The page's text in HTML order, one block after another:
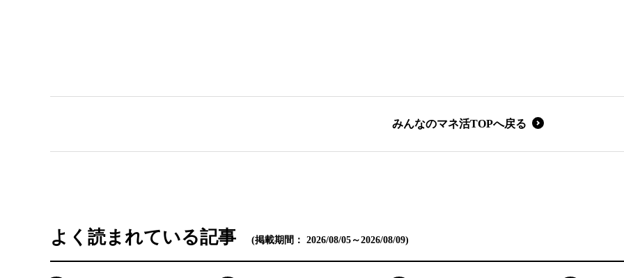
みんなのマネ活TOPへ戻る
よく読まれている記事 (掲載期間： 2026/08/05～2026/08/09)